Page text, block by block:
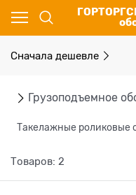
Грузоподъемное
Такелажные роликовые
Сначала дешевле
Товаров: 2